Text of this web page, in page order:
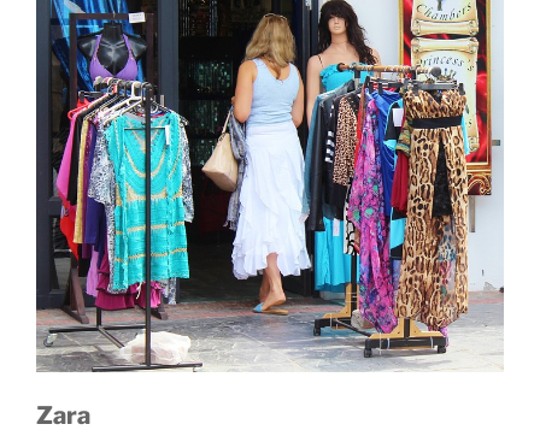
Zara